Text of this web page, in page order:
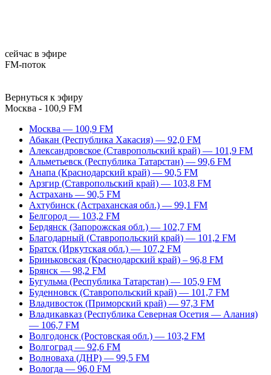
сейчас в эфире
FM-поток
Вернуться к эфиру
Москва - 100,9 FM
Москва — 100,9 FM
Абакан (Республика Хакасия) — 92,0 FM
Александровское (Ставропольский край) — 101,9 FM
Альметьевск (Республика Татарстан) — 99,6 FM
Анапа (Краснодарский край) — 90,5 FM
Арзгир (Ставропольский край) — 103,8 FM
Астрахань — 90,5 FM
Ахтубинск (Астраханская обл.) — 99,1 FM
Белгород — 103,2 FM
Бердянск (Запорожская обл.) — 102,7 FM
Благодарный (Ставропольский край) — 101,2 FM
Братск (Иркутская обл.) — 107,2 FM
Бриньковская (Краснодарский край) – 96,8 FM
Брянск — 98,2 FM
Бугульма (Республика Татарстан) — 105,9 FM
Буденновск (Ставропольский край) — 101,7 FM
Владивосток (Приморский край) — 97,3 FM
Владикавказ (Республика Северная Осетия — Алания)
— 106,7 FM
Волгодонск (Ростовская обл.) — 103,2 FM
Волгоград — 92,6 FM
Волноваха (ДНР) — 99,5 FM
Вологда — 96,0 FM